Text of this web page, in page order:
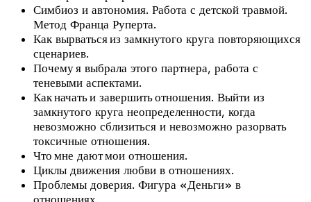
Симбиоз и автономия. Работа с детской травмой.
Метод Франца Руперта.
Как вырваться из замкнутого круга повторяющихся
сценариев.
Почему я выбрала этого партнера, работа с
теневыми аспектами.
Как начать и завершить отношения. Выйти из
замкнутого круга неопределенности, когда
невозможно сблизиться и невозможно разорвать
токсичные отношения.
Что мне дают мои отношения.
Циклы движения любви в отношениях.
Проблемы доверия. Фигура «Деньги» в